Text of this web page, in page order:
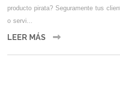
producto pirata? Seguramente tus
o servi...
LEER MÁS